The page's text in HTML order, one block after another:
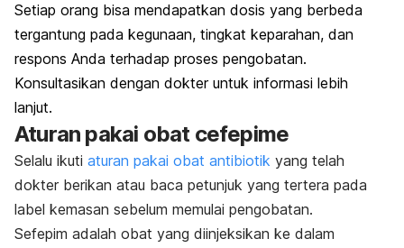
Setiap orang bisa mendapatkan dosis yang berbeda
tergantung pada kegunaan, tingkat keparahan, dan
respons Anda terhadap proses pengobatan.
Konsultasikan dengan dokter untuk informasi lebih
lanjut.
Aturan pakai obat cefepime
Selalu ikuti aturan pakai obat antibiotik yang telah
dokter berikan atau baca petunjuk yang tertera pada
label kemasan sebelum memulai pengobatan.
Sefepim adalah obat yang diinjeksikan ke dalam